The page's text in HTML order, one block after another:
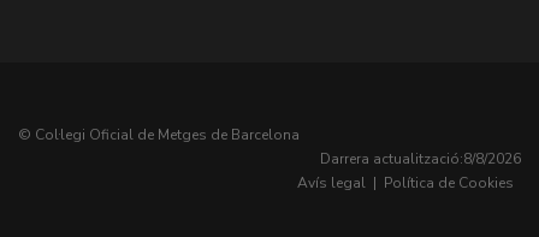
© Col·legi Oficial de Metges de Barcelona
Darrera actualització:8/8/2026
Avís legal | Política de Cookies